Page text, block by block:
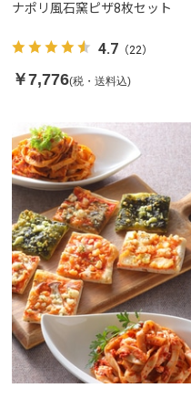
ナポリ風石窯ピザ8枚セット
4.7 （22）
￥7,776(税・送料込)